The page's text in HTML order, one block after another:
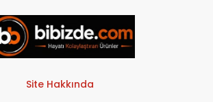
Site Hakkında